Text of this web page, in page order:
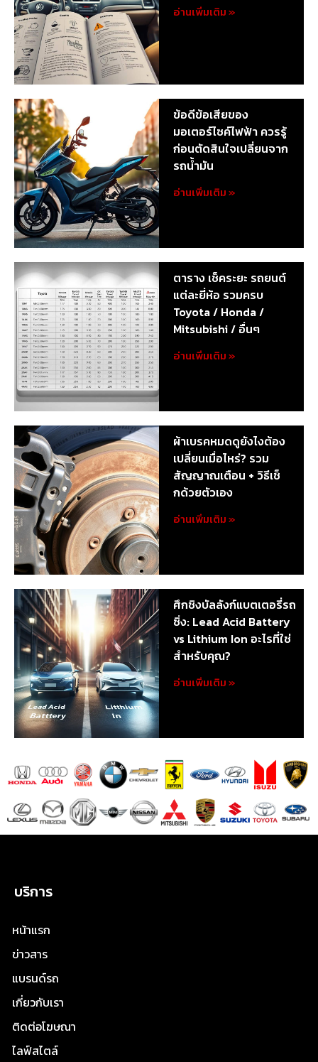
อ่านเพิ่มเติม »
ข้อดีข้อเสียของ
มอเตอร์ไซค์ไฟฟ้า ควรรู้
ก่อนตัดสินใจเปลี่ยนจาก
รถน้ำมัน
อ่านเพิ่มเติม »
ตาราง เช็คระยะ รถยนต์
แต่ละยี่ห้อ รวมครบ
Toyota / Honda /
Mitsubishi / อื่นๆ
อ่านเพิ่มเติม »
ผ้าเบรคหมดดูยังไงต้อง
เปลี่ยนเมื่อไหร่? รวม
สัญญาณเตือน + วิธีเช็
กด้วยตัวเอง
อ่านเพิ่มเติม »
ศึกชิงบัลลังก์แบตเตอรี่รถ
ซิ่ง: Lead Acid Battery
vs Lithium Ion อะไรที่ใช่
สำหรับคุณ?
อ่านเพิ่มเติม »
บริการ
หน้าแรก
ข่าวสาร
แบรนด์รถ
เกี่ยวกับเรา
ติดต่อโฆษณา
ไลฟ์สไตล์